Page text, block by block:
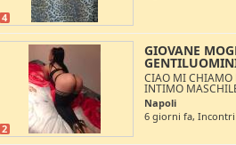
4
2
GIOVANE
CIAO MI CHIAMO
INTIMO
Napoli
6 giorni fa, Incontri